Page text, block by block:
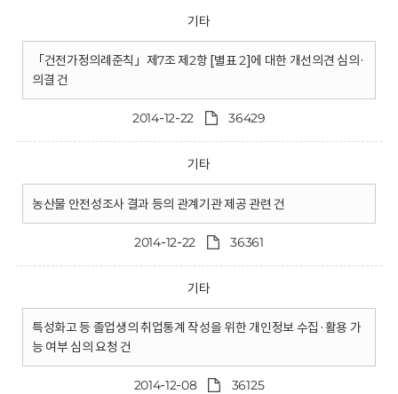
기타
「건전가정의례준칙」제7조 제2항 [별표 2]에 대한 개선의견 심의·
의결 건
2014-12-22 36429
기타
농산물 안전성조사 결과 등의 관계기관 제공 관련 건
2014-12-22 36361
기타
특성화고 등 졸업생의 취업통계 작성을 위한 개인정보 수집·활용 가
능 여부 심의 요청 건
2014-12-08 36125